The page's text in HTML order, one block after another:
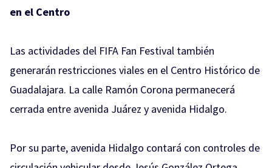
en el Centro
Las actividades del FIFA Fan Festival también
generarán restricciones viales en el Centro Histórico de
Guadalajara. La calle Ramón Corona permanecerá
cerrada entre avenida Juárez y avenida Hidalgo.
Por su parte, avenida Hidalgo contará con controles de